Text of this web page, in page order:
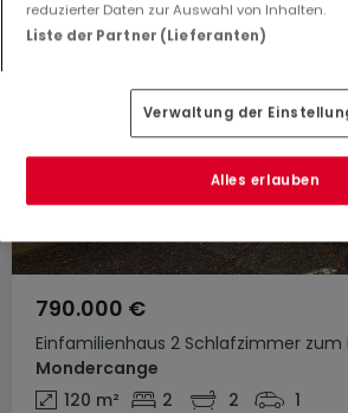
Einfamilienhaus 2 Schlafzimmer zum
Mondercange
790.000 €
120 m² 2 2 1
reduzierter Daten zur Auswahl von Inhalten.
Liste der Partner (Lieferanten)
Verwaltung der
Alles erlauben